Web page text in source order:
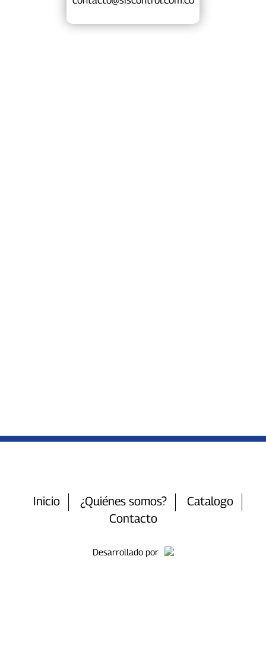
Inicio ¿Quiénes somos?
Catalogo
Contacto
Desarrollado por